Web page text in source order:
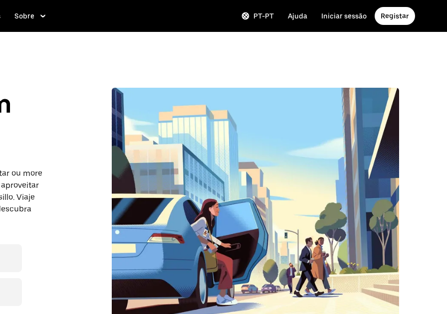
Sobre PT-PT Ajuda Iniciar sessão Registar
ou more
Viaje